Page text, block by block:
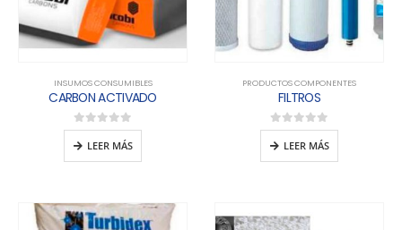
INSUMOS CONSUMIBLES
CARBON ACTIVADO
0out of 5
LEER MÁS
PRODUCTOS COMPONENTES
FILTROS
0out of 5
LEER MÁS